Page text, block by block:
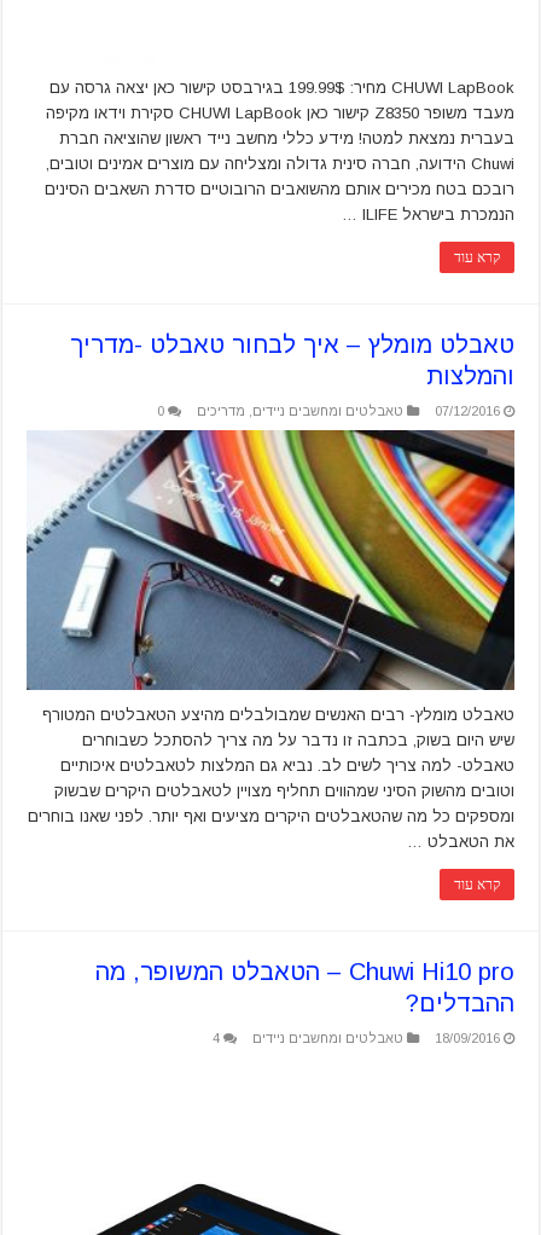
CHUWI LapBook מחיר: 199.99$ בגירבסט קישור כאן יצאה גרסה עם
מעבד משופר Z8350 קישור כאן CHUWI LapBook סקירת וידאו מקיפה
בעברית נמצאת למטה! מידע כללי מחשב נייד ראשון שהוציאה חברת
Chuwi הידועה, חברה סינית גדולה ומצליחה עם מוצרים אמינים וטובים,
רובכם בטח מכירים אותם מהשואבים הרובוטיים סדרת השאבים הסינים
הנמכרת בישראל ILIFE …
קרא עוד
טאבלט מומלץ – איך לבחור טאבלט -מדריך
והמלצות
07/12/2016 טאבלטים ומחשבים ניידים, מדריכים 0
טאבלט מומלץ- רבים האנשים שמבולבלים מהיצע הטאבלטים המטורף
שיש היום בשוק, בכתבה זו נדבר על מה צריך להסתכל כשבוחרים
טאבלט- למה צריך לשים לב. נביא גם המלצות לטאבלטים איכותיים
וטובים מהשוק הסיני שמהווים תחליף מצויין לטאבלטים היקרים שבשוק
ומספקים כל מה שהטאבלטים היקרים מציעים ואף יותר. לפני שאנו בוחרים
את הטאבלט …
קרא עוד
Chuwi Hi10 pro – הטאבלט המשופר, מה
ההבדלים?
18/09/2016 טאבלטים ומחשבים ניידים 4